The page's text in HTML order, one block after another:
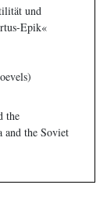
und
Epik«
the
and the Soviet